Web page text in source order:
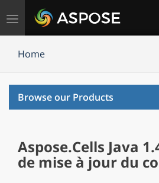
Basculer
Home
Browse our Products
Aspose.Cells Java
de mise à jour du